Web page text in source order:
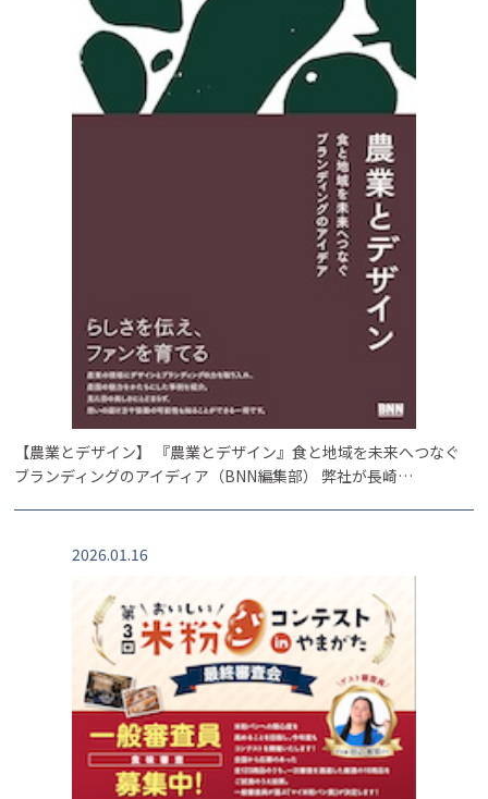
【農業とデザイン】 『農業とデザイン』食と地域を未来へつなぐ
ブランディングのアイディア（BNN編集部） 弊社が長崎…
2026.01.16